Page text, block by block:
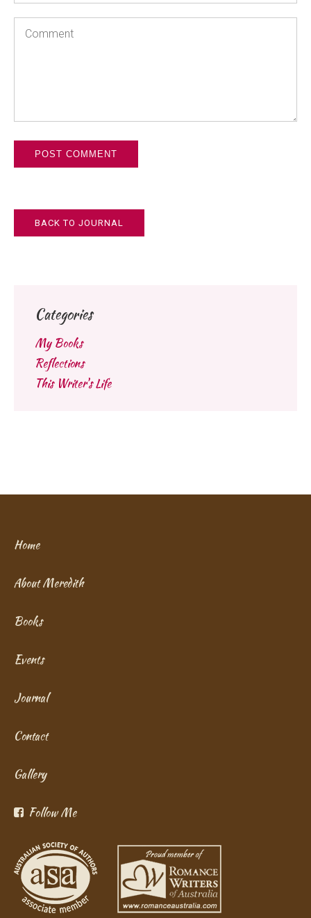
BACK TO JOURNAL
Categories
My Books
Reflections
This Writer's Life
Home
About Meredith
Books
Events
Journal
Contact
Gallery
Follow Me